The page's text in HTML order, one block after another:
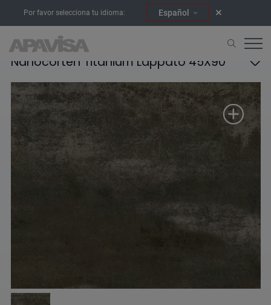
Por favor selecciona tu idioma: Español
Nanocorten Titanium Lappato 45X90